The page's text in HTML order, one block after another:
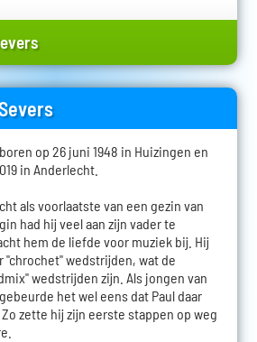
op 26 juni 1948 in Huizingen en
in Anderlecht.
als voorlaatste van een gezin van
had hij veel aan zijn vader te
hem de liefde voor muziek bij. Hij
"chrochet" wedstrijden, wat de
wedstrijden zijn. Als jongen van
het wel eens dat Paul daar
zette hij zijn eerste stappen op weg